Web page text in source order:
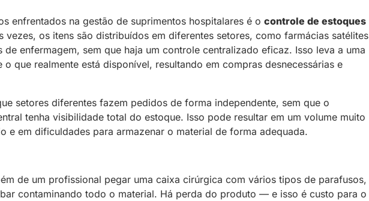
enfrentados na gestão de suprimentos hospitalares é o controle de estoques
vezes, os itens são distribuídos em diferentes setores, como farmácias satélites
de enfermagem, sem que haja um controle centralizado eficaz. Isso leva a uma
que realmente está disponível, resultando em compras desnecessárias e
setores diferentes fazem pedidos de forma independente, sem que o
tenha visibilidade total do estoque. Isso pode resultar em um volume muito
e em dificuldades para armazenar o material de forma adequada.
de um profissional pegar uma caixa cirúrgica com vários tipos de parafusos,
contaminando todo o material. Há perda do produto — e isso é custo para o